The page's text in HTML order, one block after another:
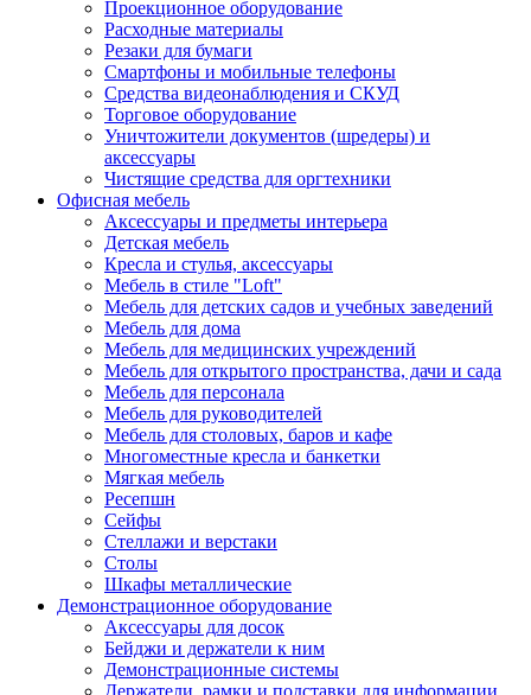
Проекционное оборудование
Расходные материалы
Резаки для бумаги
Смартфоны и мобильные телефоны
Средства видеонаблюдения и СКУД
Торговое оборудование
Уничтожители документов (шредеры) и
аксессуары
Чистящие средства для оргтехники
Офисная мебель
Аксессуары и предметы интерьера
Детская мебель
Кресла и стулья, аксессуары
Мебель в стиле "Loft"
Мебель для детских садов и учебных заведений
Мебель для дома
Мебель для медицинских учреждений
Мебель для открытого пространства, дачи и сада
Мебель для персонала
Мебель для руководителей
Мебель для столовых, баров и кафе
Многоместные кресла и банкетки
Мягкая мебель
Ресепшн
Сейфы
Стеллажи и верстаки
Столы
Шкафы металлические
Демонстрационное оборудование
Аксессуары для досок
Бейджи и держатели к ним
Демонстрационные системы
Держатели, рамки и подставки для информации,